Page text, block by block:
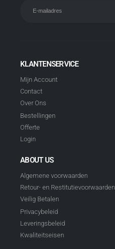
KLANTENSERVICE
Mijn Account
Contact
Over Ons
Bestellingen
Offerte
Login
ABOUT US
Algemene voorwaarden
Retour- en Restitutievoorwaarden
Veilig Betalen
Privacybeleid
Leveringsbeleid
Kwaliteitseisen